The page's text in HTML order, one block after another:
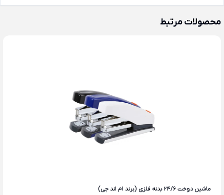
محصولات مرتبط
ماشین دوخت 24/6 بدنه فلزی (برند ام اند جی)